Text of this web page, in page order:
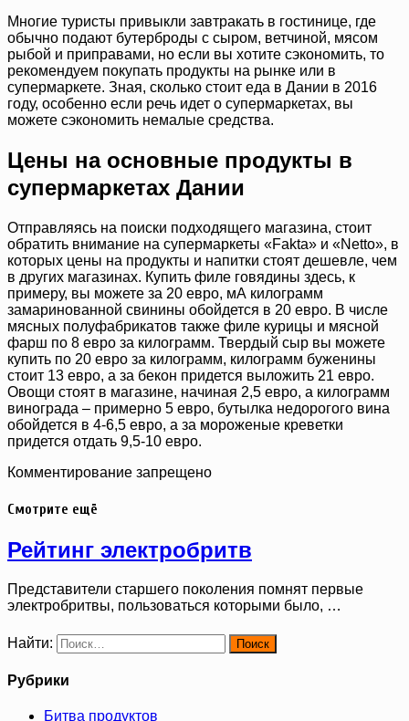
Многие туристы привыкли завтракать в гостинице, где
обычно подают бутерброды с сыром, ветчиной, мясом
рыбой и приправами, но если вы хотите сэкономить, то
рекомендуем покупать продукты на рынке или в
супермаркете. Зная, сколько стоит еда в Дании в 2016
году, особенно если речь идет о супермаркетах, вы
можете сэкономить немалые средства.
Цены на основные продукты в
супермаркетах Дании
Отправляясь на поиски подходящего магазина, стоит
обратить внимание на супермаркеты «Fakta» и «Netto», в
которых цены на продукты и напитки стоят дешевле, чем
в других магазинах. Купить филе говядины здесь, к
примеру, вы можете за 20 евро, мА килограмм
замаринованной свинины обойдется в 20 евро. В числе
мясных полуфабрикатов также филе курицы и мясной
фарш по 8 евро за килограмм. Твердый сыр вы можете
купить по 20 евро за килограмм, килограмм буженины
стоит 13 евро, а за бекон придется выложить 21 евро.
Овощи стоят в магазине, начиная 2,5 евро, а килограмм
винограда – примерно 5 евро, бутылка недорогого вина
обойдется в 4-6,5 евро, а за мороженые креветки
придется отдать 9,5-10 евро.
Комментирование запрещено
Смотрите ещё
Рейтинг электробритв
Представители старшего поколения помнят первые
электробритвы, пользоваться которыми было, …
Найти:
Рубрики
Битва продуктов